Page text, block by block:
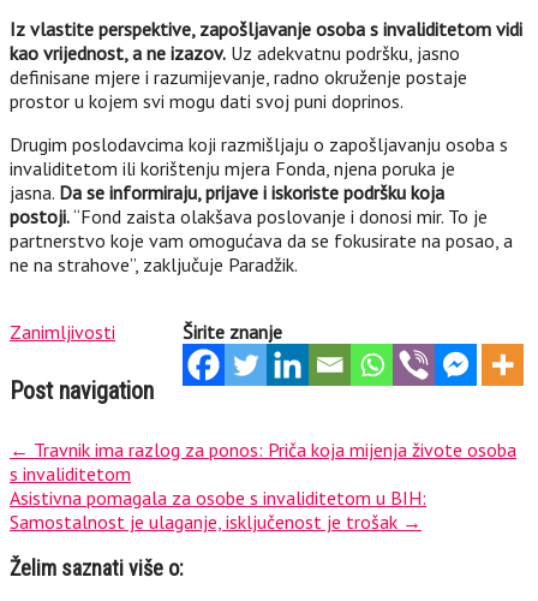
Iz vlastite perspektive, zapošljavanje osoba s invaliditetom vidi
kao vrijednost, a ne izazov. Uz adekvatnu podršku, jasno
definisane mjere i razumijevanje, radno okruženje postaje
prostor u kojem svi mogu dati svoj puni doprinos.
Drugim poslodavcima koji razmišljaju o zapošljavanju osoba s
invaliditetom ili korištenju mjera Fonda, njena poruka je
jasna. Da se informiraju, prijave i iskoriste podršku koja
postoji.“Fond zaista olakšava poslovanje i donosi mir. To je
partnerstvo koje vam omogućava da se fokusirate na posao, a
ne na strahove”, zaključuje Paradžik.
Širite znanje
Zanimljivosti
Post navigation
← Travnik ima razlog za ponos: Priča koja mijenja živote osoba
s invaliditetom
Asistivna pomagala za osobe s invaliditetom u BIH:
Samostalnost je ulaganje, isključenost je trošak →
Želim saznati više o: